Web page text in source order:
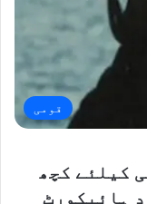
قومی
کیلئے کچھ
ہائیکورٹ